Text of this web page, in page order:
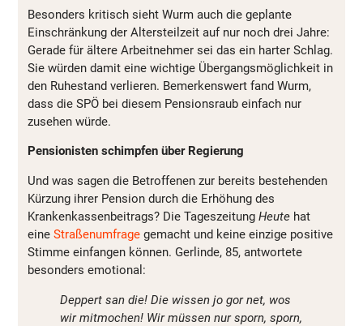
Besonders kritisch sieht Wurm auch die geplante
Einschränkung der Altersteilzeit auf nur noch drei Jahre:
Gerade für ältere Arbeitnehmer sei das ein harter Schlag.
Sie würden damit eine wichtige Übergangsmöglichkeit in
den Ruhestand verlieren. Bemerkenswert fand Wurm,
dass die SPÖ bei diesem Pensionsraub einfach nur
zusehen würde.
Pensionisten schimpfen über Regierung
Und was sagen die Betroffenen zur bereits bestehenden
Kürzung ihrer Pension durch die Erhöhung des
Krankenkassenbeitrags? Die Tageszeitung Heute hat
eine Straßenumfrage gemacht und keine einzige positive
Stimme einfangen können. Gerlinde, 85, antwortete
besonders emotional:
Deppert san die! Die wissen jo gor net, wos
wir mitmochen! Wir müssen nur sporn, sporn,